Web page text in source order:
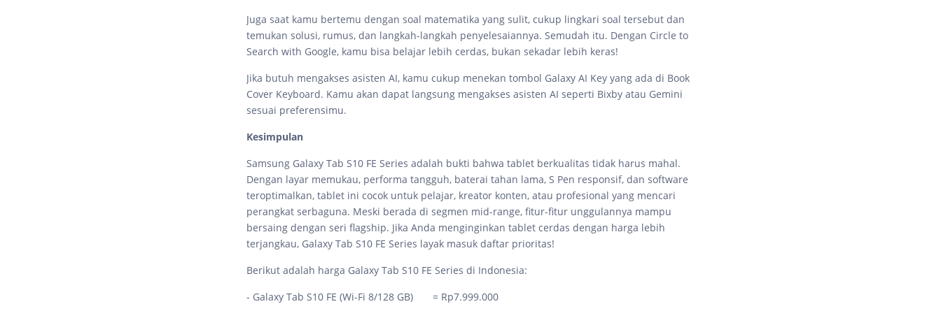
Juga saat kamu bertemu dengan soal matematika yang sulit, cukup lingkari soal tersebut dan
temukan solusi, rumus, dan langkah-langkah penyelesaiannya. Semudah itu. Dengan Circle to
Search with Google, kamu bisa belajar lebih cerdas, bukan sekadar lebih keras!
Jika butuh mengakses asisten AI, kamu cukup menekan tombol Galaxy AI Key yang ada di Book
Cover Keyboard. Kamu akan dapat langsung mengakses asisten AI seperti Bixby atau Gemini
sesuai preferensimu.
Kesimpulan
Samsung Galaxy Tab S10 FE Series adalah bukti bahwa tablet berkualitas tidak harus mahal.
Dengan layar memukau, performa tangguh, baterai tahan lama, S Pen responsif, dan software
teroptimalkan, tablet ini cocok untuk pelajar, kreator konten, atau profesional yang mencari
perangkat serbaguna. Meski berada di segmen mid-range, fitur-fitur unggulannya mampu
bersaing dengan seri flagship. Jika Anda menginginkan tablet cerdas dengan harga lebih
terjangkau, Galaxy Tab S10 FE Series layak masuk daftar prioritas!
Berikut adalah harga Galaxy Tab S10 FE Series di Indonesia:
- Galaxy Tab S10 FE (Wi-Fi 8/128 GB) = Rp7.999.000